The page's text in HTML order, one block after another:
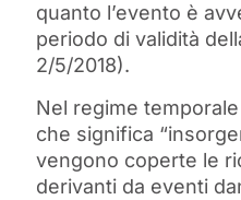
quanto l’evento è
periodo di validità
2/5/2018).
Nel regime temporale
che significa
vengono coperte le
derivanti da eventi